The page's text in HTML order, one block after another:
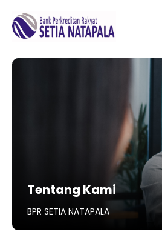
Tentang Kami
BPR SETIA NATAPALA